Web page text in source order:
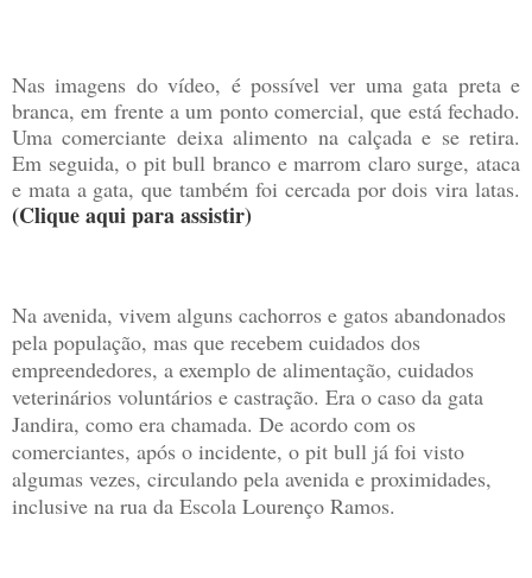
Nas imagens do vídeo, é possível ver uma gata preta e
branca, em frente a um ponto comercial, que está fechado.
Uma comerciante deixa alimento na calçada e se retira.
Em seguida, o pit bull branco e marrom claro surge, ataca
e mata a gata, que também foi cercada por dois vira latas.
(Clique aqui para assistir)
Na avenida, vivem alguns cachorros e gatos abandonados
pela população, mas que recebem cuidados dos
empreendedores, a exemplo de alimentação, cuidados
veterinários voluntários e castração. Era o caso da gata
Jandira, como era chamada. De acordo com os
comerciantes, após o incidente, o pit bull já foi visto
algumas vezes, circulando pela avenida e proximidades,
inclusive na rua da Escola Lourenço Ramos.